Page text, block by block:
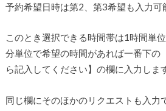
予約希望日時は第2、第3希望も入力可
このとき選択できる時間帯は1時間単
分単位で希望の時間があれば一番下の
ら記入してください】の欄に入力しま
同じ欄にそのほかのリクエストも入力